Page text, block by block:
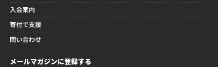
入会案内
寄付で支援
問い合わせ
メールマガジンに登録する